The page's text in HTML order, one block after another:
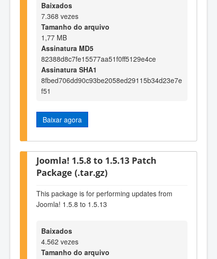
Baixados
7.368 vezes
Tamanho do arquivo
1,77 MB
Assinatura MD5
82388d8c7fe15577aa51f0ff5129e4ce
Assinatura SHA1
8fbed706dd90c93be2058ed29115b34d23e7e
f51
Baixar agora
Joomla! 1.5.8 to 1.5.13 Patch
Package (.tar.gz)
This package is for performing updates from
Joomla! 1.5.8 to 1.5.13
Baixados
4.562 vezes
Tamanho do arquivo